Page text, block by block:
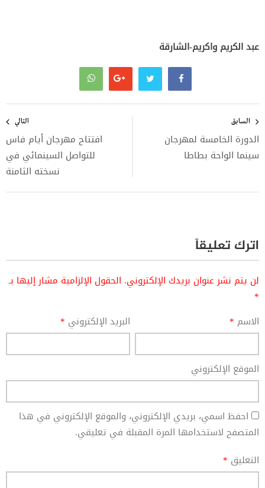
عبد الكريم واكريم-الشارقة
المقالات
السابق
الدورة الخامسة لمهرجان
سينما الواحة بطاطا
التالي
افتتاح مهرجان أيام فاس
للتواصل السينمائي في
نسخته الثامنة
اترك تعليقاً
لن يتم نشر عنوان بريدك الإلكتروني. الحقول الإلزامية مشار إليها بـ
*
الاسم * البريد الإلكتروني *
الموقع الإلكتروني
احفظ اسمي، بريدي الإلكتروني، والموقع الإلكتروني في هذا
المتصفح لاستخدامها المرة المقبلة في تعليقي.
التعليق *